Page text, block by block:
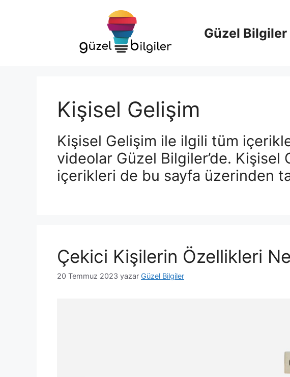
Güzel Bilgiler
Kişisel Gelişim
Kişisel Gelişim ile ilgili tüm
videolar Güzel Bilgiler’de. Kişisel
içerikleri de bu sayfa üzerinden
Çekici Kişilerin Özellikleri
20 Temmuz 2023 yazar Güzel Bilgiler